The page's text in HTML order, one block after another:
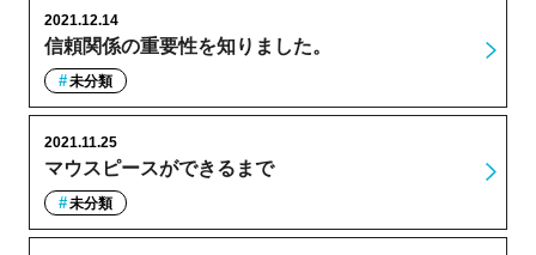
信頼関係の重要性を知りました。
2021.12.14
未分類
マウスピースができるまで
2021.11.25
未分類